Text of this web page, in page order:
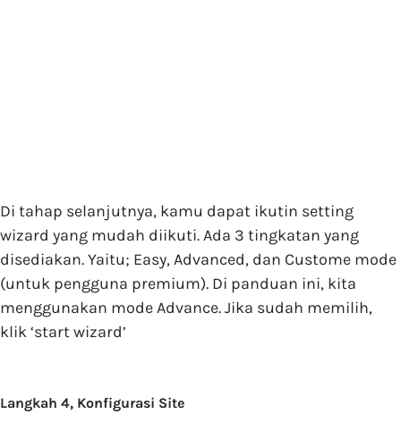
Di tahap selanjutnya, kamu dapat ikutin setting
wizard yang mudah diikuti. Ada 3 tingkatan yang
disediakan. Yaitu; Easy, Advanced, dan Custome mode
(untuk pengguna premium). Di panduan ini, kita
menggunakan mode Advance. Jika sudah memilih,
klik ‘start wizard’
Langkah 4, Konfigurasi Site